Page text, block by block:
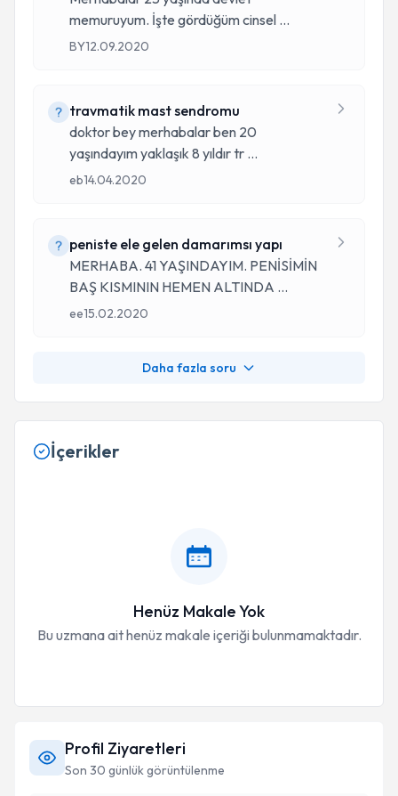
memuruyum. İşte gördüğüm cinsel ...
BY12.09.2020
travmatik mast sendromu
doktor bey merhabalar ben 20
yaşındayım yaklaşık 8 yıldır tr ...
eb14.04.2020
peniste ele gelen damarımsı yapı
MERHABA. 41 YAŞINDAYIM. PENİSİMİN
BAŞ KISMININ HEMEN ALTINDA ...
ee15.02.2020
Daha fazla soru
İçerikler
Henüz Makale Yok
Bu uzmana ait henüz makale içeriği bulunmamaktadır.
Profil Ziyaretleri
Son 30 günlük görüntülenme